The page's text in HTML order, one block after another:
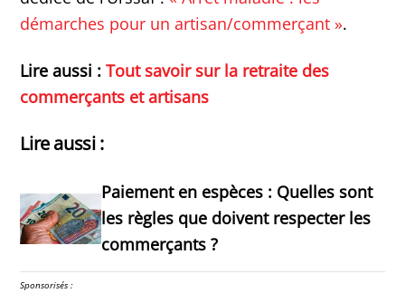
démarches pour un artisan/commerçant ».
Lire aussi :Tout savoir sur la retraite des
commerçants et artisans
Lire aussi :
Paiement en espèces : Quelles sont
les règles que doivent respecter les
commerçants ?
Sponsorisés :